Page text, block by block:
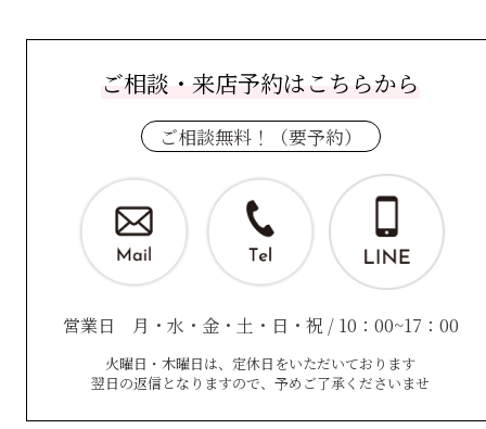
ご相談・来店予約はこちらから
ご相談無料！（要予約）
営業日 月・水・金・土・日・祝 / 10：00~17：00
火曜日・木曜日は、定休日をいただいております
翌日の返信となりますので、予めご了承くださいませ